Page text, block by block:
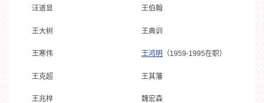
汪道显 王伯翰
王大树 王典训
王寒伟 王鸿明 （1959-1995在职）
王克超 王其藩
王兆梓 魏宏森